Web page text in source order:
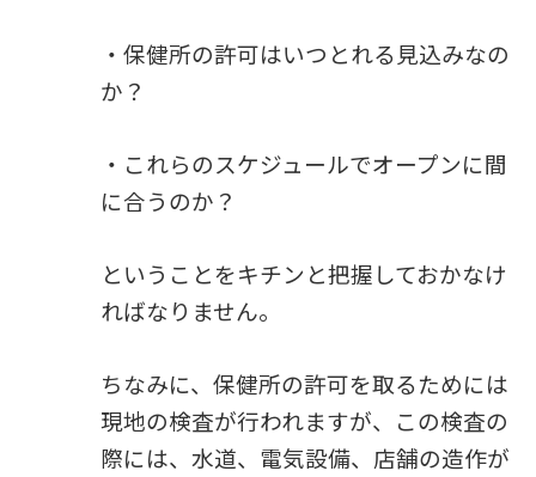
・保健所の許可はいつとれる見込みなの
か？
・これらのスケジュールでオープンに間
に合うのか？
ということをキチンと把握しておかなけ
ればなりません。
ちなみに、保健所の許可を取るためには
現地の検査が行われますが、この検査の
際には、水道、電気設備、店舗の造作が